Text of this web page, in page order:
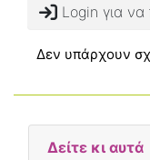
Login για
Δεν υπάρχουν
Δείτε κι αυτά